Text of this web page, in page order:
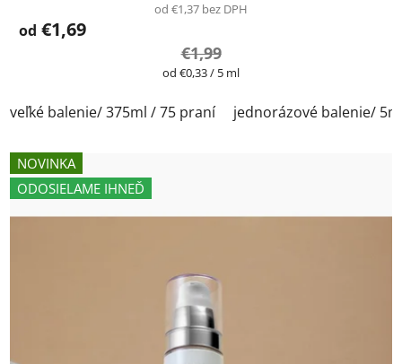
od €1,37 bez DPH
od €1,69
€1,99
Jednotková
od €0,33 / 5 ml
veľké balenie/ 375ml / 75 praní jednorázové balenie/
NOVINKA
ODOSIELAME IHNEĎ